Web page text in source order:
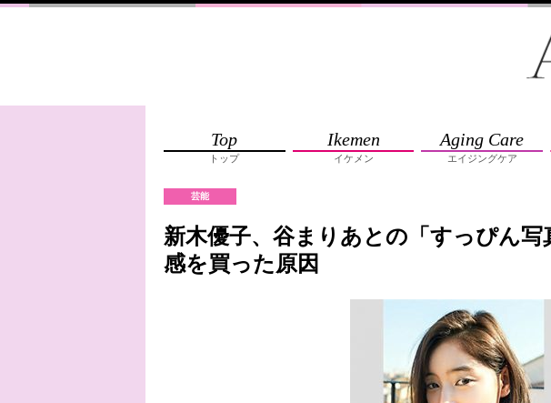
Top
トップ
Ikemen
イケメン
Aging Care
エイジングケア
芸能
新木優子、谷まりあとの「すっぴん写
感を買った原因